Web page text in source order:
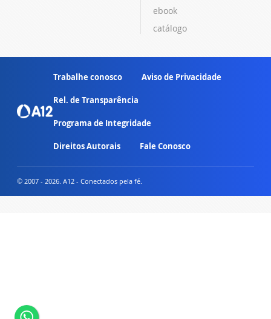
ebook
catálogo
Trabalhe conosco Aviso de Privacidade
Rel. de Transparência
Programa de Integridade
Direitos Autorais Fale Conosco
© 2007 - 2026. A12 - Conectados pela fé.